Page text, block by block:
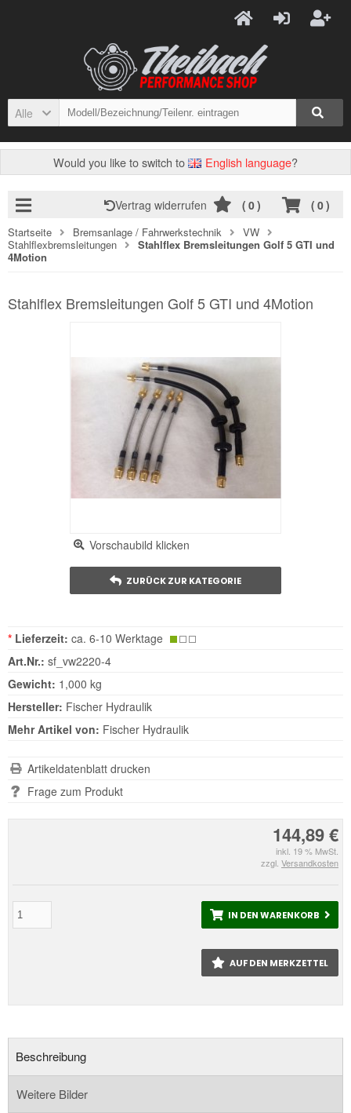
Alle
Would you like to switch to English language?
( 0)
Vertrag widerrufen ( 0)
Startseite Bremsanlage / Fahrwerkstechnik
VW
Stahlflexbremsleitungen
Stahlflex Bremsleitungen Golf 5 GTI und
4Motion
Stahlflex Bremsleitungen Golf 5 GTI und 4Motion
Vorschaubild klicken
ZURÜCK ZUR KATEGORIE
144,89 €
inkl. 19 % MwSt.
zzgl. Versandkosten
IN DEN WARENKORB
AUF DEN MERKZETTEL
* Lieferzeit: ca. 6-10 Werktage
Art.Nr.: sf_vw2220-4
Gewicht: 1,000 kg
Hersteller: Fischer Hydraulik
Mehr Artikel von: Fischer Hydraulik
Artikeldatenblatt drucken
Frage zum Produkt
Beschreibung
Weitere Bilder